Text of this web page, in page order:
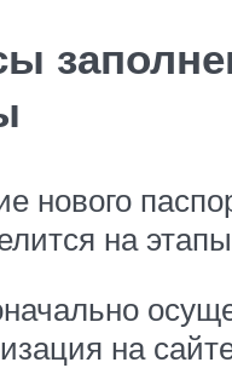
нового
на
на